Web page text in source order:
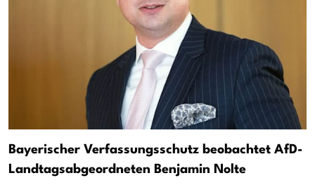
Bayerischer Verfassungsschutz beobachtet AfD-
Landtagsabgeordneten Benjamin Nolte